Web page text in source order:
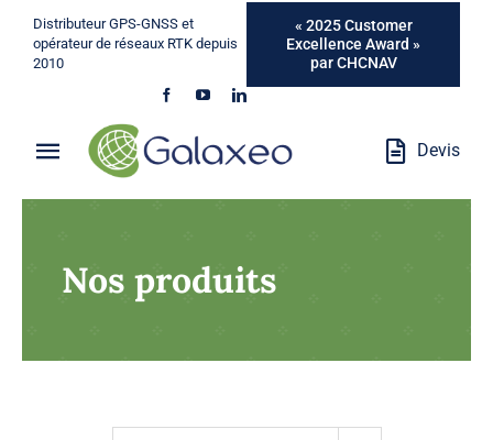
Passer
contenu
Distributeur GPS-GNSS et
opérateur de réseaux RTK depuis
2010
« 2025 Customer
Excellence Award »
par CHCNAV
Toggle
Navigation
Métiers
Devis
Nos produits